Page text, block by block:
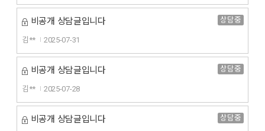
비공개 상담글입니다 상담중
김** 2025-07-31
비공개 상담글입니다 상담중
김** 2025-07-28
비공개 상담글입니다 상담중